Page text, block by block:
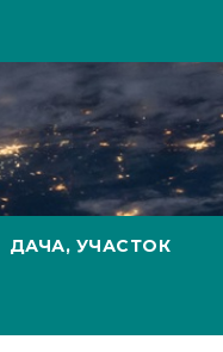
ДАЧА, УЧАСТОК